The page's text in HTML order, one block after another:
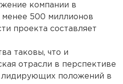
компании в
500 миллионов
проекта составляет
таковы, что и
отрасли в перспективе
лидирующих положений в